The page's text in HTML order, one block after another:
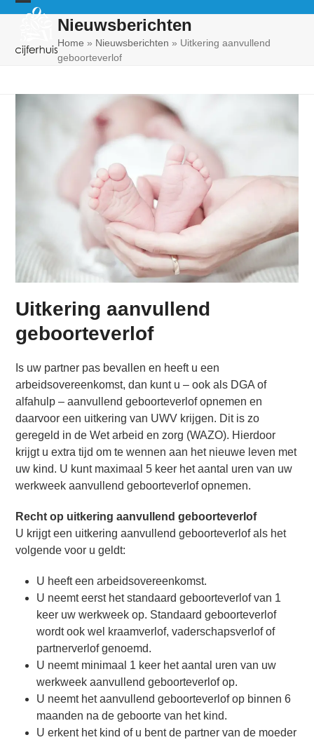
Open
mobile
Close
mobile
Nieuwsberichten
Home » Nieuwsberichten » Uitkering aanvullend
geboorteverlof
Uitkering aanvullend
geboorteverlof
Is uw partner pas bevallen en heeft u een
arbeidsovereenkomst, dan kunt u – ook als DGA of
alfahulp – aanvullend geboorteverlof opnemen en
daarvoor een uitkering van UWV krijgen. Dit is zo
geregeld in de Wet arbeid en zorg (WAZO). Hierdoor
krijgt u extra tijd om te wennen aan het nieuwe leven met
uw kind. U kunt maximaal 5 keer het aantal uren van uw
werkweek aanvullend geboorteverlof opnemen.
Recht op uitkering aanvullend geboorteverlof
U krijgt een uitkering aanvullend geboorteverlof als het
volgende voor u geldt:
U heeft een arbeidsovereenkomst.
U neemt eerst het standaard geboorteverlof van 1
keer uw werkweek op. Standaard geboorteverlof
wordt ook wel kraamverlof, vaderschapsverlof of
partnerverlof genoemd.
U neemt minimaal 1 keer het aantal uren van uw
werkweek aanvullend geboorteverlof op.
U neemt het aanvullend geboorteverlof op binnen 6
maanden na de geboorte van het kind.
U erkent het kind of u bent de partner van de moeder